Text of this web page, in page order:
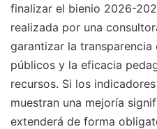
finalizar el bienio 2026-
realizada por una
garantizar la
públicos y la eficacia
recursos. Si los
muestran una mejoría
extenderá de forma